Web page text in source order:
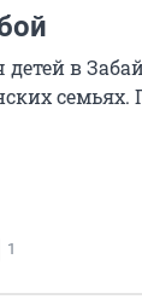
в
семьях.
1